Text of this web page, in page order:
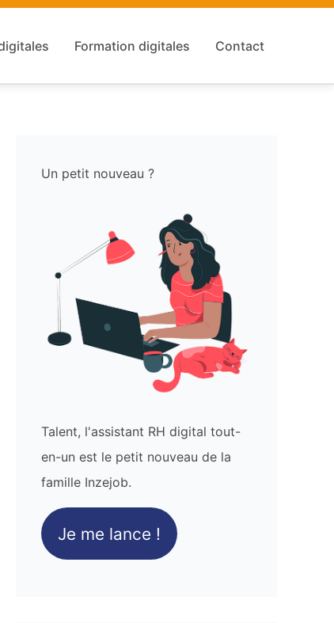
Formation digitales Contact
Un petit nouveau ?
Talent, l'assistant RH digital tout-
en-un est le petit nouveau de la
famille Inzejob.
Je me lance !